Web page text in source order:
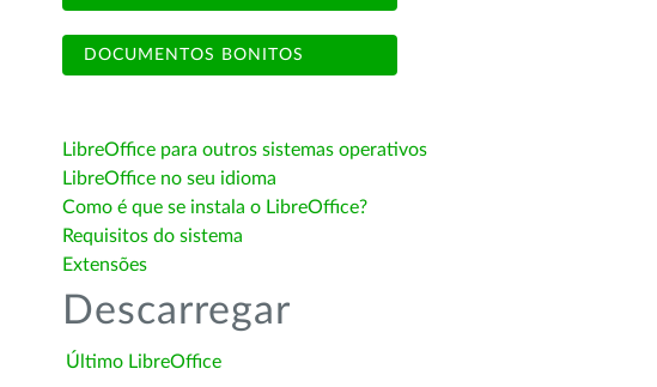
DOCUMENTOS BONITOS
LibreOffice para outros sistemas operativos
LibreOffice no seu idioma
Como é que se instala o LibreOffice?
Requisitos do sistema
Extensões
Descarregar
Último LibreOffice